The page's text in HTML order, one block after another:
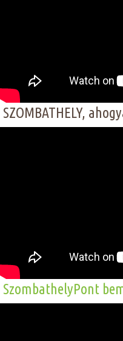
SZOMBATHELY,
SzombathelyPont